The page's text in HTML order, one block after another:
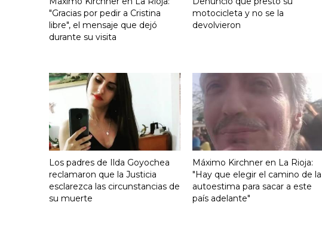
"Gracias por pedir a Cristina
libre", el mensaje que dejó
durante su visita
motocicleta y no se la
devolvieron
Los padres de Ilda Goyochea
reclamaron que la Justicia
esclarezca las circunstancias de
su muerte
Máximo Kirchner en La Rioja:
"Hay que elegir el camino de la
autoestima para sacar a este
país adelante"